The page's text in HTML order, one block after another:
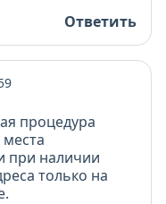
Ответить
процедура
при наличии
только на